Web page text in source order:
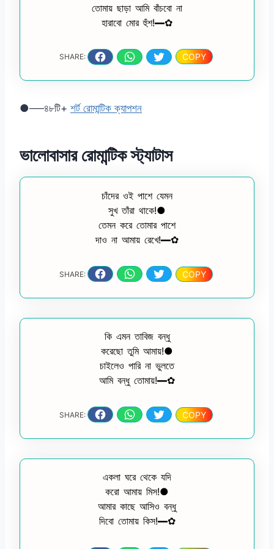
তোমায় ছাড়া আমি বাঁচবো না
হারাবো মোর হুঁশ!━✿
SHARE: COPY
●──৪৮টি+ শর্ট রোমান্টিক ক্যাপশন
ভালোবাসার রোমান্টিক স্ট্যাটাস
চাঁদের ওই পাশে যেমন
সুখ তাঁরা থাকে!●
তেমন করে তোমার পাশে
দাও না আমায় রেখে!━✿
SHARE: COPY
কি এমন তাবিজ বন্ধু
করেছো তুমি আমায়!●
চাইলেও পারি না ভুলতে
আমি বন্ধু তোমায়!━✿
SHARE: COPY
একলা ঘরে থেকে যদি
করো আমায় মিস!●
আমার কাছে আসিও বন্ধু
দিবো তোমায় কিস!━✿